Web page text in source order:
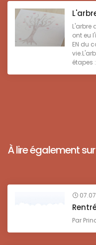
L'arbre
ont eu
EN du
étapes
À lire également sur
Par